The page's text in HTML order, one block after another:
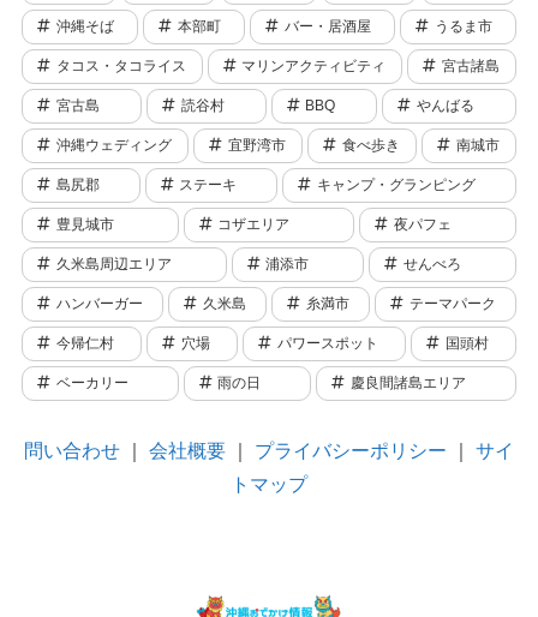
沖縄そば 本部町 バー・居酒屋 うるま市
タコス・タコライス マリンアクティビティ 宮古諸島
宮古島 読谷村 BBQ やんばる
沖縄ウェディング 宜野湾市 食べ歩き 南城市
島尻郡 ステーキ キャンプ・グランピング
豊見城市 コザエリア 夜パフェ
久米島周辺エリア 浦添市 せんべろ
ハンバーガー 久米島 糸満市 テーマパーク
今帰仁村 穴場 パワースポット 国頭村
ベーカリー 雨の日 慶良間諸島エリア
問い合わせ 会社概要 プライバシーポリシー
サイ
トマップ